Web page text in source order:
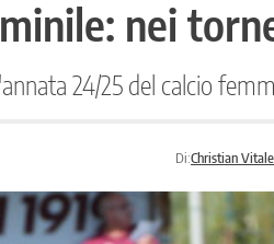
nei
24/25 del calcio
Di:Christian Vitale